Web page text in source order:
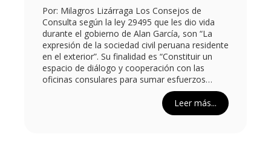
Por: Milagros Lizárraga Los Consejos de
Consulta según la ley 29495 que les dio vida
durante el gobierno de Alan García, son “La
expresión de la sociedad civil peruana residente
en el exterior”. Su finalidad es “Constituir un
espacio de diálogo y cooperación con las
oficinas consulares para sumar esfuerzos…
Leer más...